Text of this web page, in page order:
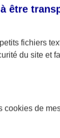
être
fichiers
du site et
cookies de